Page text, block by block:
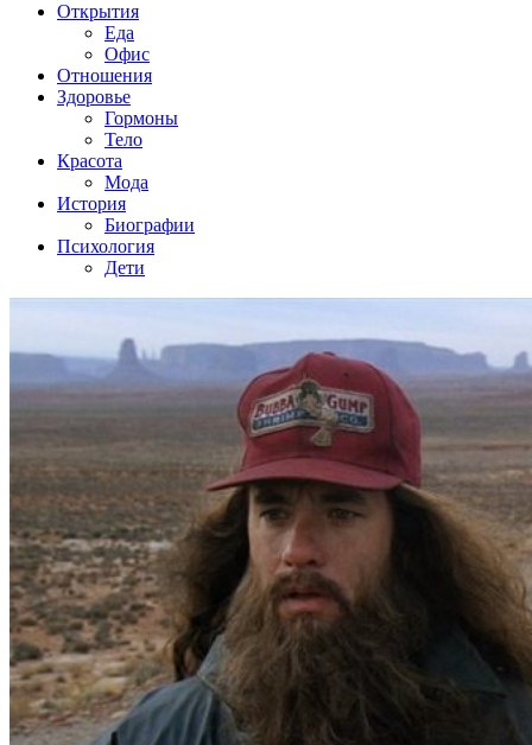
Открытия
Еда
Офис
Отношения
Здоровье
Гормоны
Тело
Красота
Мода
История
Биографии
Психология
Дети